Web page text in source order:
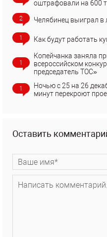
оштрафовали на 600
2 Челябинец выиграл в
1 Как будут работать
1
Копейчанка заняла
всероссийском
председатель ТОС»
1
Ночью с 25 на 26
минут перекроют
Оставить